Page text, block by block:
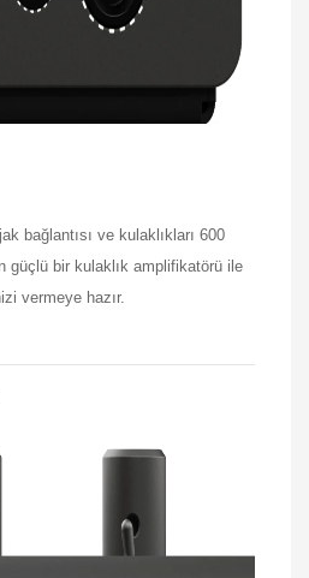
bağlantısı ve kulaklıkları 600
güçlü bir kulaklık amplifikatörü ile
vermeye hazır.